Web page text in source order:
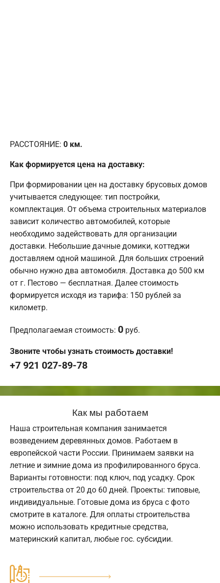
РАССТОЯНИЕ: 0 км.
Как формируется цена на доставку:
При формировании цен на доставку брусовых домов
учитывается следующее: тип постройки,
комплектация. От объема строительных материалов
зависит количество автомобилей, которые
необходимо задействовать для организации
доставки. Небольшие дачные домики, коттеджи
доставляем одной машиной. Для больших строений
обычно нужно два автомобиля. Доставка до 500 км
от г. Пестово — бесплатная. Далее стоимость
формируется исходя из тарифа: 150 рублей за
километр.
Предполагаемая стоимость: 0 руб.
Звоните чтобы узнать стоимость доставки!
+7 921 027-89-78
Как мы работаем
Наша строительная компания занимается
возведением деревянных домов. Работаем в
европейской части России. Принимаем заявки на
летние и зимние дома из профилированного бруса.
Варианты готовности: под ключ, под усадку. Срок
строительства от 20 до 60 дней. Проекты: типовые,
индивидуальные. Готовые дома из бруса с фото
смотрите в каталоге. Для оплаты строительства
можно использовать кредитные средства,
материнский капитал, любые гос. субсидии.